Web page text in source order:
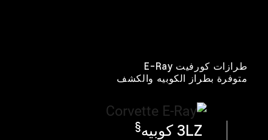
طرازات كورفيت E-Ray
متوفرة بطراز الكوبيه والكشف
§